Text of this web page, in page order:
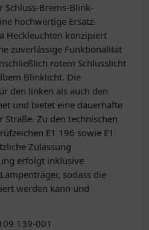
Schluss-Brems-Blink-
hochwertige Ersatz-
Heckleuchten konzipiert
zuverlässige Funktionalität
rotem Schlusslicht
Blinklicht. Die
den linken als auch den
und bietet eine dauerhafte
Zu den technischen
E1 196 sowie E1
Zulassung
erfolgt inklusive
sodass die
werden kann und
139-001